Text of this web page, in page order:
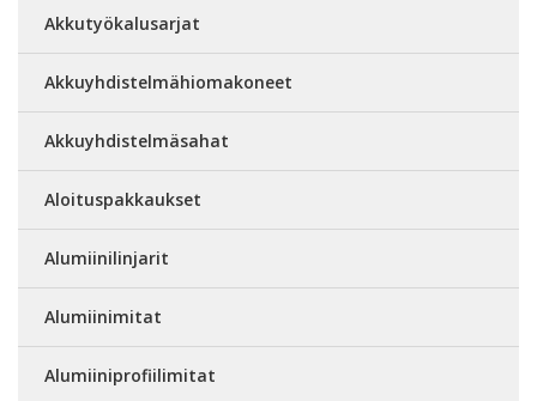
Akkutyökalusarjat
Akkuyhdistelmähiomakoneet
Akkuyhdistelmäsahat
Aloituspakkaukset
Alumiinilinjarit
Alumiinimitat
Alumiiniprofiilimitat